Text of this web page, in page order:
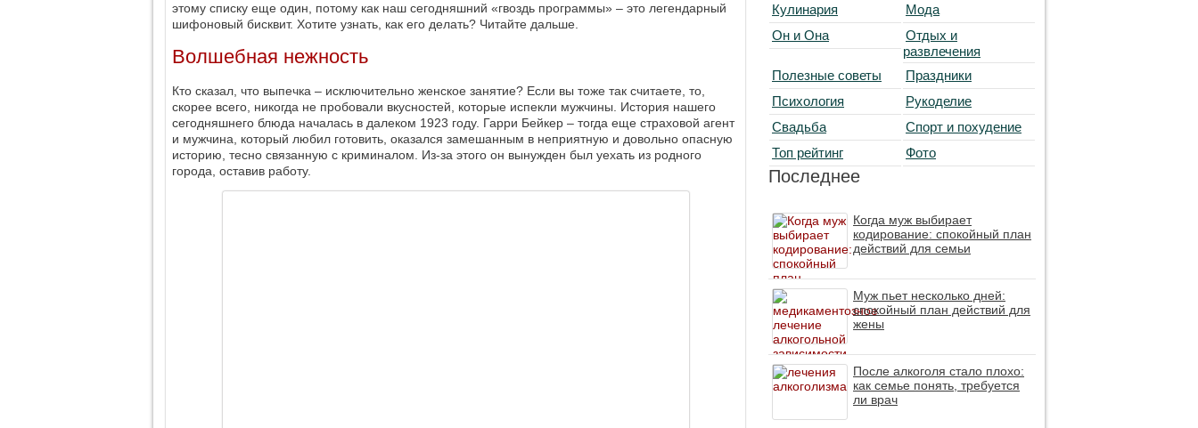
этому списку еще один, потому как наш сегодняшний «гвоздь программы» ‒ это легендарный
шифоновый бисквит. Хотите узнать, как его делать? Читайте дальше.
Волшебная нежность
Кто сказал, что выпечка ‒ исключительно женское занятие? Если вы тоже так считаете, то,
скорее всего, никогда не пробовали вкусностей, которые испекли мужчины. История нашего
сегодняшнего блюда началась в далеком 1923 году. Гарри Бейкер ‒ тогда еще страховой агент
и мужчина, который любил готовить, оказался замешанным в неприятную и довольно опасную
историю, тесно связанную с криминалом. Из-за этого он вынужден был уехать из родного
города, оставив работу.
Кулинария
Мода
Он и Она
Отдых и
развлечения
Полезные советы
Праздники
Психология
Рукоделие
Свадьба
Спорт и похудение
Топ рейтинг
Фото
Последнее
Когда муж выбирает
кодирование: спокойный план
действий для семьи
Муж пьет несколько дней:
спокойный план действий для
жены
После алкоголя стало плохо:
как семье понять, требуется
ли врач